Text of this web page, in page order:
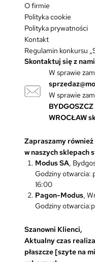
O firmie
Polityka cookie
Polityka prywatności
Kontakt
Regulamin konkursu
Skontaktuj się z
W sprawie
W sprawie
BYDGOSZCZ
WROCŁAW
Zapraszamy
w naszych sklepach
Modus SA ,
Godziny
16:00
Pagon-Modus ,
Godziny
Szanowni Klienci,
Aktualny czas
płaszcze [szyte na